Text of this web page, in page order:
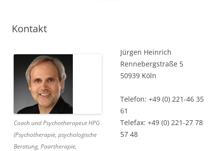
Kontakt
Coach und Psychotherapeut HPG
(Psychotherapie, psychologische
Beratung, Paartherapie,
Jürgen Heinrich
Rennebergstraße 5
50939 Köln
Telefon: +49 (0) 221-46 35
61
Telefax: +49 (0) 221-27 78
57 48